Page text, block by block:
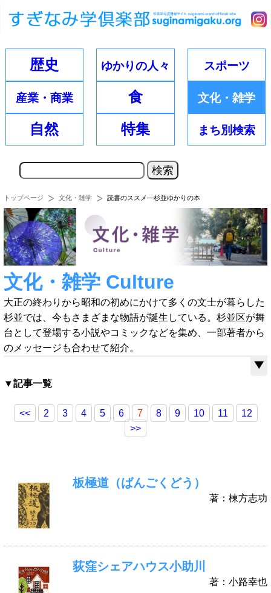
歴史 ゆかりの人々 スポーツ
産業・ 商業 食 文化・雑学
自然 特集 まち別検索
トップページ 文化・雑学 読書のススメ―杉並ゆかりの本
文化・雑学 Culture
大正の終わりから昭和の初めにかけて多くの文士が暮らした
杉並では、今もさまざまな物語が誕生している。杉並区が舞
台として登場する小説やコミックなどを集め、一部著者から
のメッセージも合わせて紹介。
▼記事一覧
<< 2 3 4 5 6 7 8 9 10 11
12
>>
板極道（ばんごくどう）
著：棟方志功
荻窪シェアハウス小助川
著：小路幸也